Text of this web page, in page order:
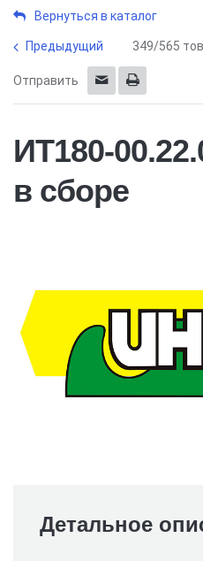
Вернуться в каталог
Предыдущий 349/565
Отправить
ИТ180-
в сборе
Детальное